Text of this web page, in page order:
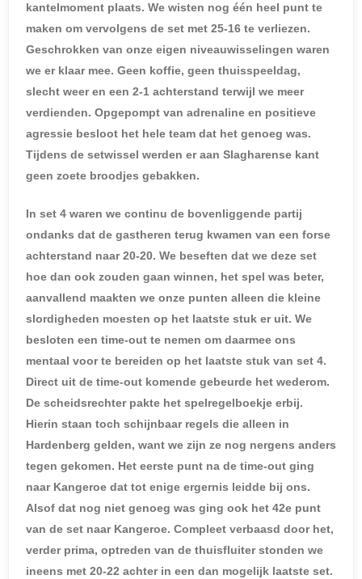
kantelmoment plaats. We wisten nog één heel punt te
maken om vervolgens de set met 25-16 te verliezen.
Geschrokken van onze eigen niveauwisselingen waren
we er klaar mee. Geen koffie, geen thuisspeeldag,
slecht weer en een 2-1 achterstand terwijl we meer
verdienden. Opgepompt van adrenaline en positieve
agressie besloot het hele team dat het genoeg was.
Tijdens de setwissel werden er aan Slagharense kant
geen zoete broodjes gebakken.
In set 4 waren we continu de bovenliggende partij
ondanks dat de gastheren terug kwamen van een forse
achterstand naar 20-20. We beseften dat we deze set
hoe dan ook zouden gaan winnen, het spel was beter,
aanvallend maakten we onze punten alleen die kleine
slordigheden moesten op het laatste stuk er uit. We
besloten een time-out te nemen om daarmee ons
mentaal voor te bereiden op het laatste stuk van set 4.
Direct uit de time-out komende gebeurde het wederom.
De scheidsrechter pakte het spelregelboekje erbij.
Hierin staan toch schijnbaar regels die alleen in
Hardenberg gelden, want we zijn ze nog nergens anders
tegen gekomen. Het eerste punt na de time-out ging
naar Kangeroe dat tot enige ergernis leidde bij ons.
Alsof dat nog niet genoeg was ging ook het 42e punt
van de set naar Kangeroe. Compleet verbaasd door het,
verder prima, optreden van de thuisfluiter stonden we
ineens met 20-22 achter in een dan mogelijk laatste set.